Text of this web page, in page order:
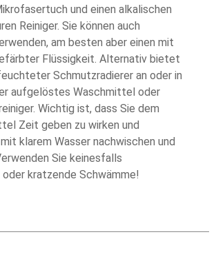
und einen alkalischen
Reiniger. Sie können auch
am besten aber einen mit
Flüssigkeit. Alternativ bietet
Schmutzradierer an oder in
aufgelöstes Waschmittel oder
Wichtig ist, dass Sie dem
Zeit geben zu wirken und
klarem Wasser nachwischen und
Sie keinesfalls
kratzende Schwämme!